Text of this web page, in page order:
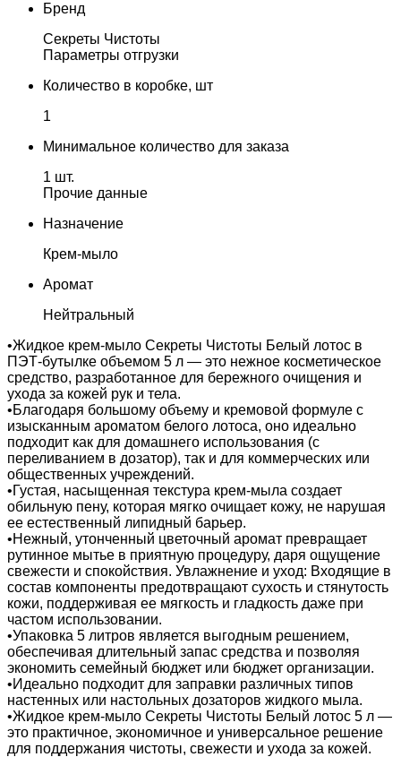
Бренд
Секреты Чистоты
Параметры отгрузки
Количество в коробке, шт
1
Минимальное количество для заказа
1 шт.
Прочие данные
Назначение
Крем-мыло
Аромат
Нейтральный
•Жидкое крем-мыло Секреты Чистоты Белый лотос в
ПЭТ-бутылке объемом 5 л — это нежное косметическое
средство, разработанное для бережного очищения и
ухода за кожей рук и тела.
•Благодаря большому объему и кремовой формуле с
изысканным ароматом белого лотоса, оно идеально
подходит как для домашнего использования (с
переливанием в дозатор), так и для коммерческих или
общественных учреждений.
•Густая, насыщенная текстура крем-мыла создает
обильную пену, которая мягко очищает кожу, не нарушая
ее естественный липидный барьер.
•Нежный, утонченный цветочный аромат превращает
рутинное мытье в приятную процедуру, даря ощущение
свежести и спокойствия. Увлажнение и уход: Входящие в
состав компоненты предотвращают сухость и стянутость
кожи, поддерживая ее мягкость и гладкость даже при
частом использовании.
•Упаковка 5 литров является выгодным решением,
обеспечивая длительный запас средства и позволяя
экономить семейный бюджет или бюджет организации.
•Идеально подходит для заправки различных типов
настенных или настольных дозаторов жидкого мыла.
•Жидкое крем-мыло Секреты Чистоты Белый лотос 5 л —
это практичное, экономичное и универсальное решение
для поддержания чистоты, свежести и ухода за кожей.